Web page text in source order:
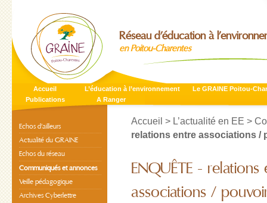
Réseau d’éducation à
en Poitou-Charentes
Accueil L’éducation à l’environnement
Le GRAINE Poitou-
Publications
A Ranger
Accueil > L’actualité en EE >
relations entre associations /
ENQUÊTE - relations
associations /
Echos d’ailleurs
Actualité du GRAINE
Echos du réseau
Communiqués et annonces
Veille pédagogique
Archives Cyberlettre